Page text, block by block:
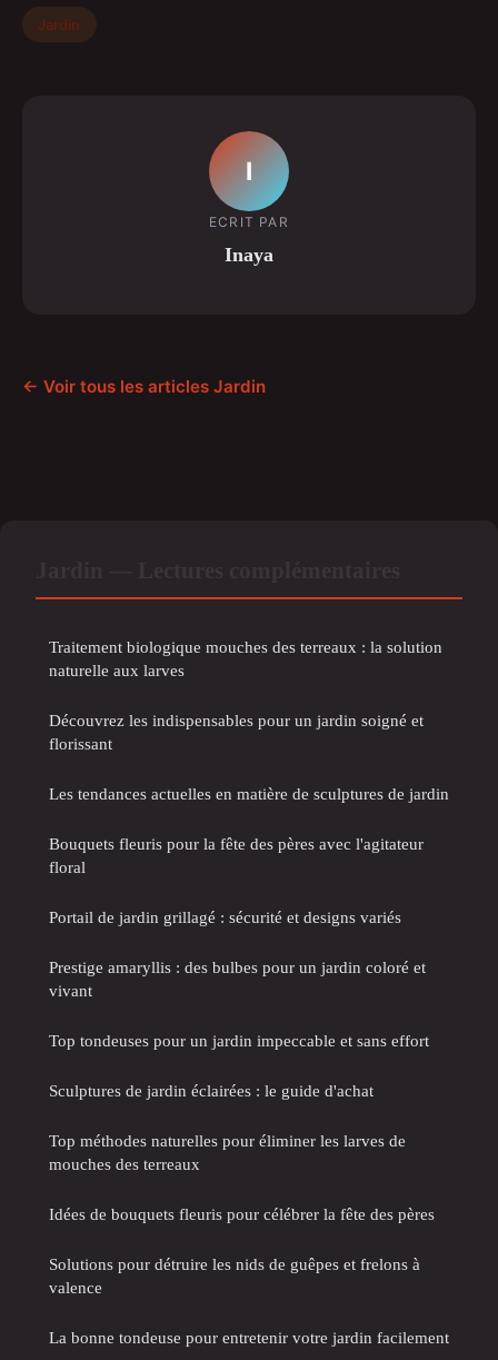
Jardin
I
ECRIT PAR
Inaya
← Voir tous les articles Jardin
Traitement biologique mouches des terreaux : la solution
naturelle aux larves
Découvrez les indispensables pour un jardin soigné et
florissant
Les tendances actuelles en matière de sculptures de jardin
Bouquets fleuris pour la fête des pères avec l'agitateur
floral
Portail de jardin grillagé : sécurité et designs variés
Prestige amaryllis : des bulbes pour un jardin coloré et
vivant
Top tondeuses pour un jardin impeccable et sans effort
Sculptures de jardin éclairées : le guide d'achat
Top méthodes naturelles pour éliminer les larves de
mouches des terreaux
Idées de bouquets fleuris pour célébrer la fête des pères
Solutions pour détruire les nids de guêpes et frelons à
valence
La bonne tondeuse pour entretenir votre jardin facilement